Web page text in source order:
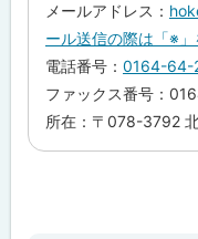
当
窓
メールアドレス：
ール送信の際は「※」
電話番号： 0164-64-
ファックス番号：
所在：〒078-3792